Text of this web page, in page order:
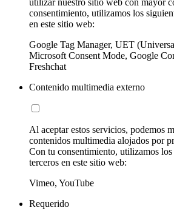
utilizar nuestro sitio web con mayor
consentimiento, utilizamos los
en este sitio web:
Google Tag Manager, UET
Microsoft Consent Mode, Google
Freshchat
Contenido multimedia externo
Al aceptar estos servicios, podemos
contenidos multimedia alojados por
Con tu consentimiento, utilizamos
terceros en este sitio web:
Vimeo, YouTube
Requerido